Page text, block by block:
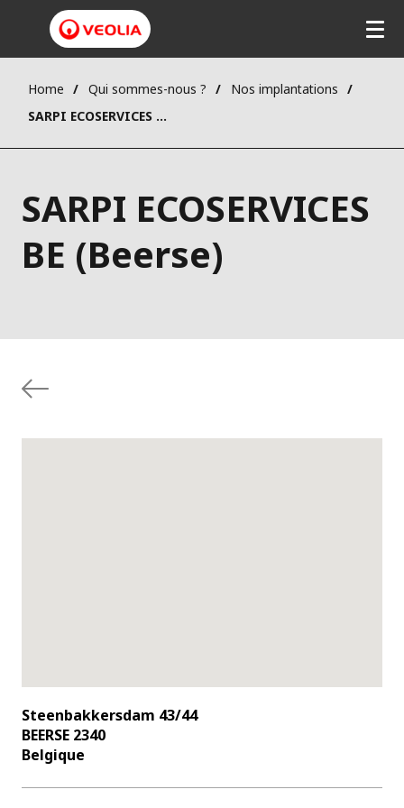
Home Qui sommes-nous ?
Nos implantations
SARPI ECOSERVICES BE (Beerse)
SARPI ECOSERVICES
BE (Beerse)
Steenbakkersdam 43/44
BEERSE 2340
Belgique